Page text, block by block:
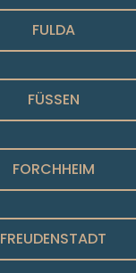
FULDA
FÜSSEN
FORCHHEIM
FREUDENSTADT